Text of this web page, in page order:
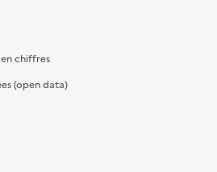
chiffres
(open data)